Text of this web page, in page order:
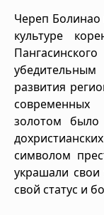
Череп
культуре
развития
золотом было
символом
украшали
свой статус и